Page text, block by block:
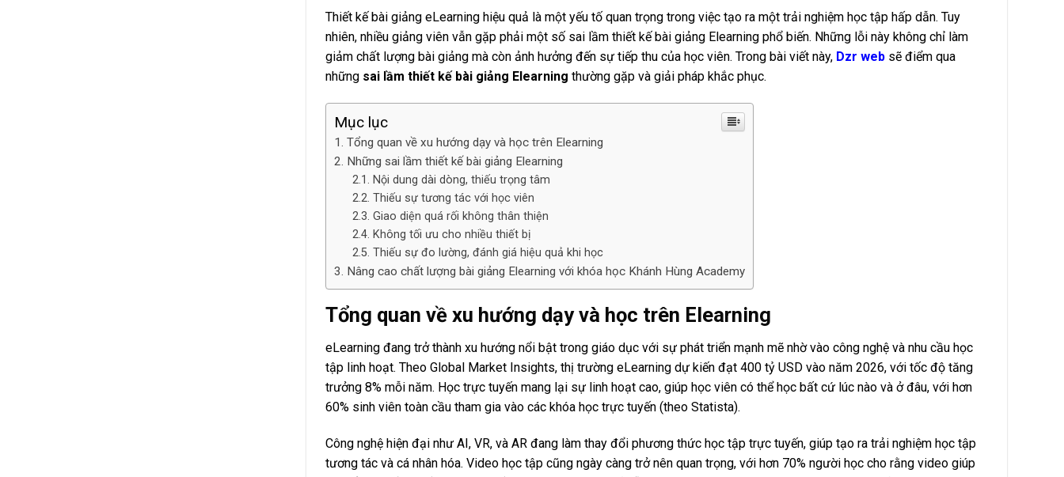
Thiết kế bài giảng eLearning hiệu quả là một yếu tố quan trọng trong việc tạo ra một trải nghiệm học tập hấp dẫn. Tuy
nhiên, nhiều giảng viên vẫn gặp phải một số sai lầm thiết kế bài giảng Elearning phổ biến. Những lỗi này không chỉ làm
giảm chất lượng bài giảng mà còn ảnh hưởng đến sự tiếp thu của học viên. Trong bài viết này, Dzr web sẽ điểm qua
những sai lầm thiết kế bài giảng Elearning thường gặp và giải pháp khắc phục.
Mục lục
Tổng quan về xu hướng dạy và học trên Elearning
Những sai lầm thiết kế bài giảng Elearning
Nội dung dài dòng, thiếu trọng tâm
Thiếu sự tương tác với học viên
Giao diện quá rối không thân thiện
Không tối ưu cho nhiều thiết bị
Thiếu sự đo lường, đánh giá hiệu quả khi học
Nâng cao chất lượng bài giảng Elearning với khóa học Khánh Hùng Academy
Tổng quan về xu hướng dạy và học trên Elearning
eLearning đang trở thành xu hướng nổi bật trong giáo dục với sự phát triển mạnh mẽ nhờ vào công nghệ và nhu cầu học
tập linh hoạt. Theo Global Market Insights, thị trường eLearning dự kiến đạt 400 tỷ USD vào năm 2026, với tốc độ tăng
trưởng 8% mỗi năm. Học trực tuyến mang lại sự linh hoạt cao, giúp học viên có thể học bất cứ lúc nào và ở đâu, với hơn
60% sinh viên toàn cầu tham gia vào các khóa học trực tuyến (theo Statista).
Công nghệ hiện đại như AI, VR, và AR đang làm thay đổi phương thức học tập trực tuyến, giúp tạo ra trải nghiệm học tập
tương tác và cá nhân hóa. Video học tập cũng ngày càng trở nên quan trọng, với hơn 70% người học cho rằng video giúp